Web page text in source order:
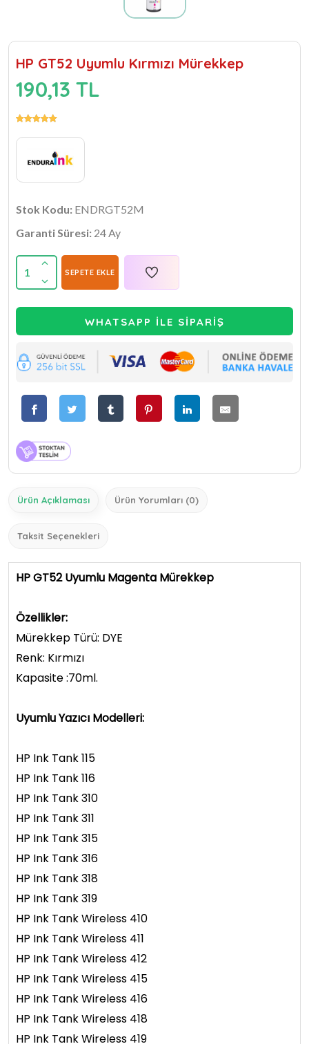
HP GT52 Uyumlu Kırmızı Mürekkep
190,13 TL
Stok Kodu: ENDRGT52M
Garanti Süresi: 24 Ay
1 SEPETE EKLE
WHATSAPP İLE SİPARİŞ
Ürün Açıklaması Ürün Yorumları (0)
Taksit Seçenekleri
HP GT52 Uyumlu Magenta Mürekkep
Özellikler:
Mürekkep Türü: DYE
Renk: Kırmızı
Kapasite :70ml.
Uyumlu Yazıcı Modelleri:
HP Ink Tank 115
HP Ink Tank 116
HP Ink Tank 310
HP Ink Tank 311
HP Ink Tank 315
HP Ink Tank 316
HP Ink Tank 318
HP Ink Tank 319
HP Ink Tank Wireless 410
HP Ink Tank Wireless 411
HP Ink Tank Wireless 412
HP Ink Tank Wireless 415
HP Ink Tank Wireless 416
HP Ink Tank Wireless 418
HP Ink Tank Wireless 419